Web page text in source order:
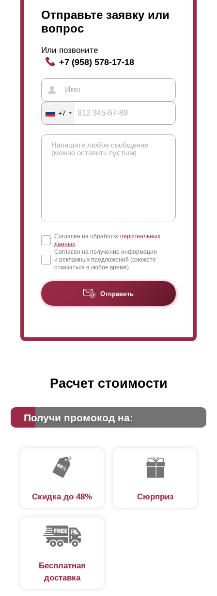
Отправьте заявку или
вопрос
Или позвоните
+7 (958) 578-17-18
+7
Согласен на обработку персональных
данных
Согласен на получение информации
и рекламных предложений (сможете
отказаться в любое время)
Отправить
Расчет стоимости
Получи промокод на:
Скидка до 48% Сюрприз
Бесплатная
доставка